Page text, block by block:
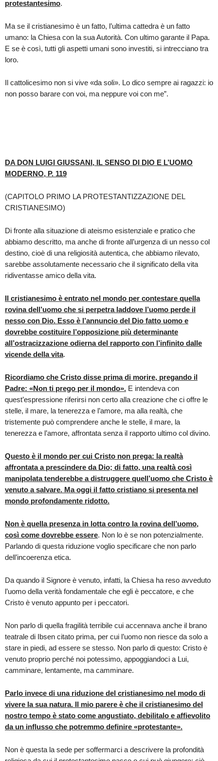
protestantesimo.
Ma se il cristianesimo è un fatto, l’ultima cattedra è un fatto
umano: la Chiesa con la sua Autorità. Con ultimo garante il Papa.
E se è così, tutti gli aspetti umani sono investiti, si intrecciano tra
loro.
Il cattolicesimo non si vive «da soli». Lo dico sempre ai ragazzi: io
non posso barare con voi, ma neppure voi con me”.
DA DON LUIGI GIUSSANI, IL SENSO DI DIO E L’UOMO
MODERNO, P. 119
(CAPITOLO PRIMO LA PROTESTANTIZZAZIONE DEL
CRISTIANESIMO)
Di fronte alla situazione di ateismo esistenziale e pratico che
abbiamo descritto, ma anche di fronte all’urgenza di un nesso col
destino, cioè di una religiosità autentica, che abbiamo rilevato,
sarebbe assolutamente necessario che il significato della vita
ridiventasse amico della vita.
Il cristianesimo è entrato nel mondo per contestare quella
rovina dell’uomo che si perpetra laddove l’uomo perde il
nesso con Dio. Esso è l’annuncio del Dio fatto uomo e
dovrebbe costituire l’opposizione più determinante
all’ostracizzazione odierna del rapporto con l’infinito dalle
vicende della vita.
Ricordiamo che Cristo disse prima di morire, pregando il
Padre: «Non ti prego per il mondo». E intendeva con
quest’espressione riferirsi non certo alla creazione che ci offre le
stelle, il mare, la tenerezza e l’amore, ma alla realtà, che
tristemente può comprendere anche le stelle, il mare, la
tenerezza e l’amore, affrontata senza il rapporto ultimo col divino.
Questo è il mondo per cui Cristo non prega: la realtà
affrontata a prescindere da Dio; di fatto, una realtà così
manipolata tenderebbe a distruggere quell’uomo che Cristo è
venuto a salvare. Ma oggi il fatto cristiano si presenta nel
mondo profondamente ridotto.
Non è quella presenza in lotta contro la rovina dell’uomo,
così come dovrebbe essere. Non lo è se non potenzialmente.
Parlando di questa riduzione voglio specificare che non parlo
dell’incoerenza etica.
Da quando il Signore è venuto, infatti, la Chiesa ha reso avveduto
l’uomo della verità fondamentale che egli è peccatore, e che
Cristo è venuto appunto per i peccatori.
Non parlo di quella fragilità terribile cui accennava anche il brano
teatrale di Ibsen citato prima, per cui l’uomo non riesce da solo a
stare in piedi, ad essere se stesso. Non parlo di questo: Cristo è
venuto proprio perché noi potessimo, appoggiandoci a Lui,
camminare, lentamente, ma camminare.
Parlo invece di una riduzione del cristianesimo nel modo di
vivere la sua natura. Il mio parere è che il cristianesimo del
nostro tempo è stato come angustiato, debilitalo e affievolito
da un influsso che potremmo definire «protestante».
Non è questa la sede per soffermarci a descrivere la profondità